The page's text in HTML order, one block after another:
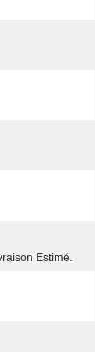
Estimé.